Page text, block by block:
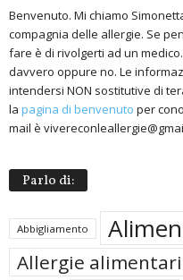
Benvenuto. Mi chiamo
compagnia delle allergie. Se
fare è di rivolgerti ad un
davvero oppure no. Le
intendersi NON sostitutive di
la pagina di benvenuto per
mail è
Parlo di:
Abbigliamento
Allergie alimentari